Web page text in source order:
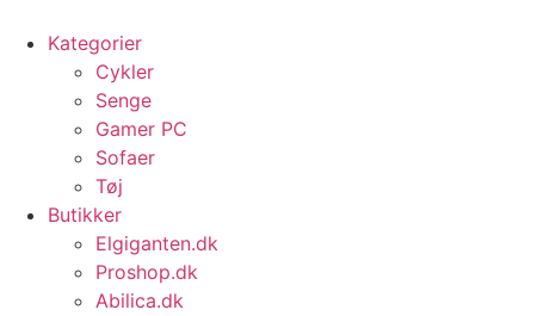
Kategorier
Cykler
Senge
Gamer PC
Sofaer
Tøj
Butikker
Elgiganten.dk
Proshop.dk
Abilica.dk